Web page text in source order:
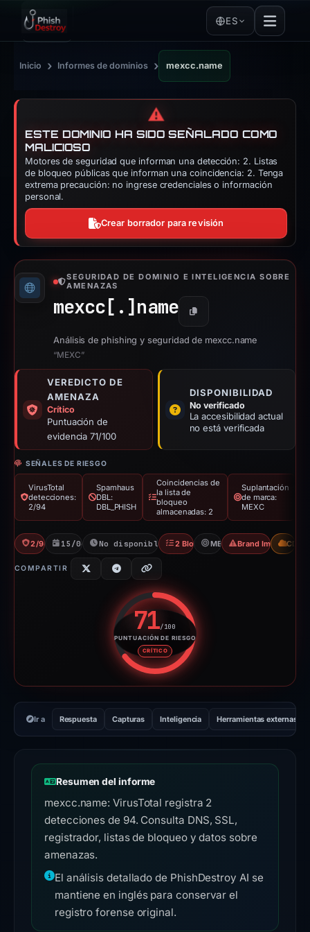
ES
Inicio › Informes de dominios › mexcc.name
⚠️
ESTE DOMINIO HA SIDO SEÑALADO COMO
MALICIOSO
Motores de seguridad que informan una detección: 2. Listas
de bloqueo públicas que informan una coincidencia: 2. Tenga
extrema precaución: no ingrese credenciales o información
personal.
Crear borrador para revisión
SEGURIDAD DE DOMINIO E INTELIGENCIA SOBRE
AMENAZAS
mexcc[.] name Copiar
Análisis de phishing y seguridad de mexcc.name
“MEXC”
VEREDICTO DE
AMENAZA
Crítico
Puntuación de
evidencia 71/100
DISPONIBILIDAD
No verificado
La accesibilidad actual
no está verificada
SEÑALES DE RIESGO
VirusTotal
detecciones:
2/94
Spamhaus
DBL:
DBL_PHISH
Coincidencias de
la lista de
bloqueo
almacenadas: 2
Suplantación
de marca:
MEXC
2/94 VT 15/04/2026No disponible desde 06/06/2026
2 BlocklistsMEXC Brand CDN
COMPARTIR
71/100
PUNTUACIÓN DE RIESGO
CRÍTICO
Puntuación de riesgo: 71
Ir a Respuesta Capturas Inteligencia Herramientas externas
Resumen del informe
mexcc.name: VirusTotal registra 2
detecciones de 94. Consulta DNS, SSL,
registrador, listas de bloqueo y datos sobre
amenazas.
El análisis detallado de PhishDestroy AI se
mantiene en inglés para conservar el
registro forense original.